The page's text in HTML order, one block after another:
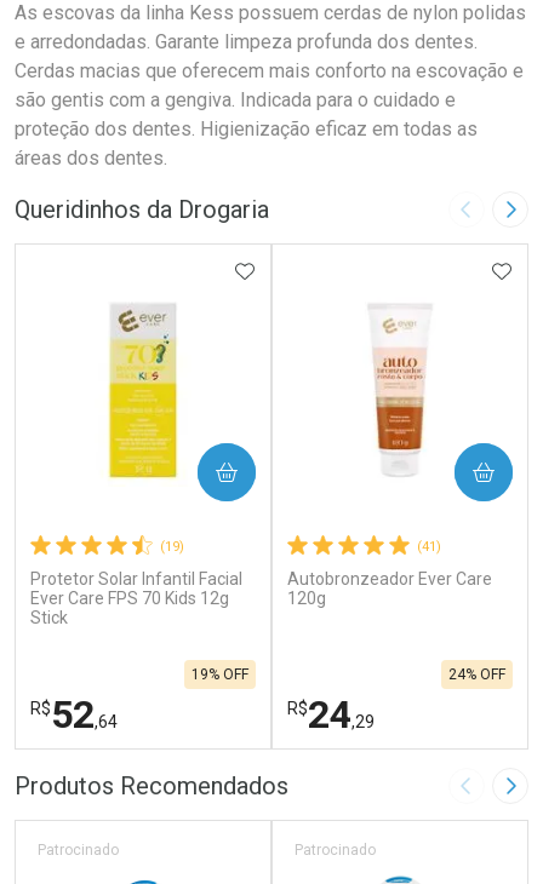
As escovas da linha Kess possuem cerdas de nylon polidas
e arredondadas. Garante limpeza profunda dos dentes.
Cerdas macias que oferecem mais conforto na escovação e
são gentis com a gengiva. Indicada para o cuidado e
proteção dos dentes. Higienização eficaz em todas as
áreas dos dentes.
Queridinhos da Drogaria Imagem
(19)
Protetor Solar Infantil Facial
Ever Care FPS 70 Kids 12g
Stick
R$52,64
19% OFF
ADICIONAR AOS FAVORITOS
COMPRAR
FECHAR
Laboratório
FECHAR
Por Menos
(41)
Autobronzeador Ever Care
120g
R$24,29
24% OFF
COMPRAR
Laboratório
Por Menos
Produtos Recomendados Imagem
Patrocinado Patrocinado